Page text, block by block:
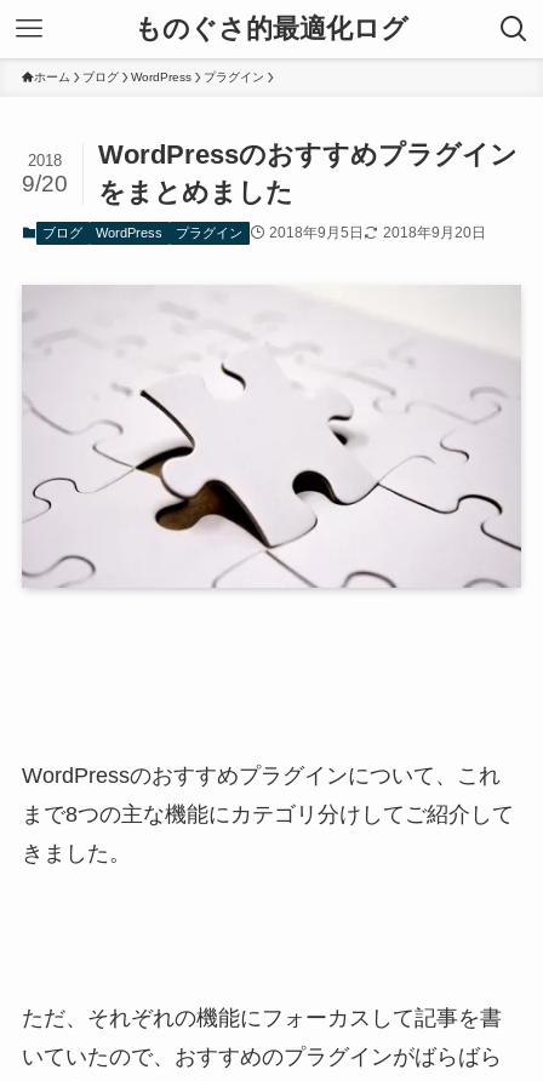
ものぐさ的最適化ログ
ホーム ブログ WordPress プラグイン
WordPressのおすすめプラグイン
をまとめました
2018
9/20
ブログ WordPress プラグイン 2018年9月5日 2018年9月20日
WordPressのおすすめプラグインについて、これ
まで8つの主な機能にカテゴリ分けしてご紹介して
きました。
ただ、それぞれの機能にフォーカスして記事を書
いていたので、おすすめのプラグインがばらばら